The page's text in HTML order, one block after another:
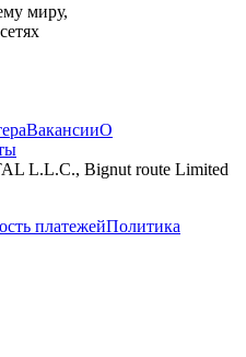
миру,
ВакансииО
L.L.C., Bignut route Limited
платежейПолитика